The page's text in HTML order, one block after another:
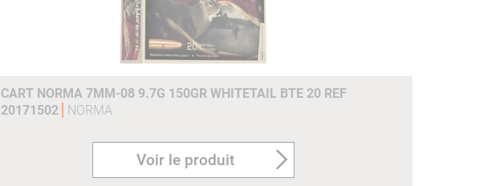
CART NORMA 7MM-08 9.7G 150GR WHITETAIL BTE 20 REF
20171502
NORMA
Voir le produit